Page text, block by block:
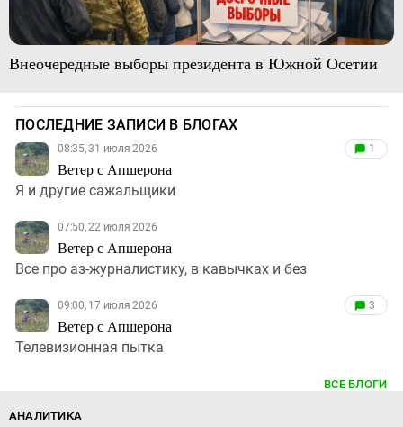
Внеочередные выборы президента в Южной Осетии
ПОСЛЕДНИЕ ЗАПИСИ В БЛОГАХ
08:35, 31 июля 2026
Ветер с Апшерона
1
Я и другие сажальщики
07:50, 22 июля 2026
Ветер с Апшерона
Все про аз-журналистику, в кавычках и без
09:00, 17 июля 2026
Ветер с Апшерона
3
Телевизионная пытка
ВСЕ БЛОГИ
АНАЛИТИКА